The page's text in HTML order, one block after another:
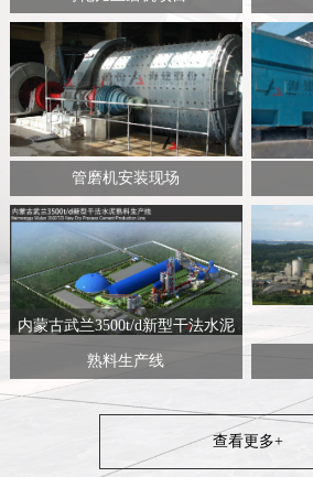
管磨机安装现场
内蒙古武兰3500t/d新型干法水泥
熟料生产线
查看更多+